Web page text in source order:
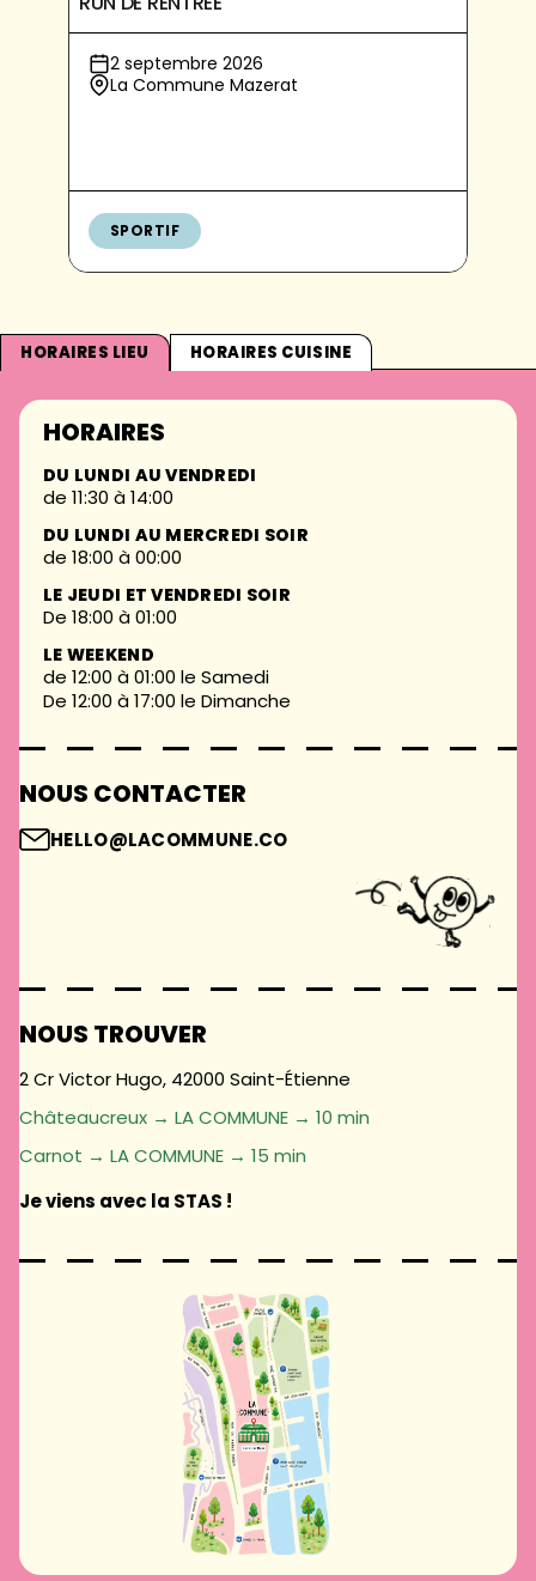
2 septembre 2026
La Commune Mazerat
SPORTIF
HORAIRES LIEU HORAIRES CUISINE
HORAIRES
DU LUNDI AU VENDREDI
de 11:30 à 14:00
DU LUNDI AU MERCREDI SOIR
de 18:00 à 00:00
LE JEUDI ET VENDREDI SOIR
De 18:00 à 01:00
LE WEEKEND
de 12:00 à 01:00 le Samedi
De 12:00 à 17:00 le Dimanche
NOUS CONTACTER
HELLO@LACOMMUNE.CO
NOUS TROUVER
2 Cr Victor Hugo, 42000 Saint-Étienne
Châteaucreux → LA COMMUNE → 10 min
Carnot → LA COMMUNE → 15 min
Je viens avec la STAS !